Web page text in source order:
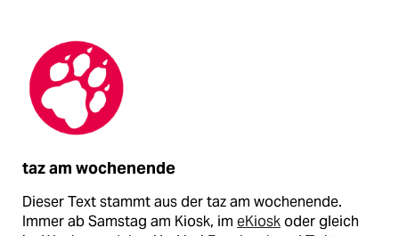
taz am wochenende
Dieser Text stammt aus der taz am wochenende.
Immer ab Samstag am Kiosk, im eKioskoder gleich